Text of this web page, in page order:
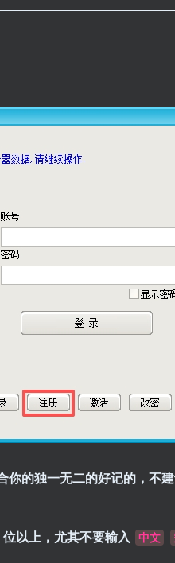
的独一无二的好记的，不
以上，尤其不要输入 中文